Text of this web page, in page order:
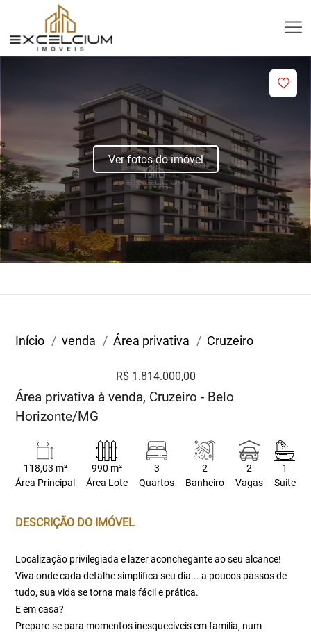
Ver fotos do imóvel
Início venda Área privativa Cruzeiro
R$ 1.814.000,00
Área privativa à venda, Cruzeiro - Belo
Horizonte/MG
118,03 m²
Área Principal
990 m²
Área Lote
3
Quartos
2
Banheiro
2
Vagas
1
Suite
DESCRIÇÃO DO IMÓVEL
Localização privilegiada e lazer aconchegante ao seu alcance!
Viva onde cada detalhe simplifica seu dia... a poucos passos de
tudo, sua vida se torna mais fácil e prática.
E em casa?
Prepare-se para momentos inesquecíveis em família, num